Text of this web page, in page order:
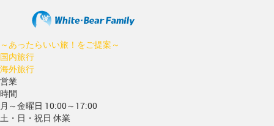
～あったらいい旅！をご提案～
国内旅行
海外旅行
営業
時間
月～金曜日 10:00～17:00
土・日・祝日 休業